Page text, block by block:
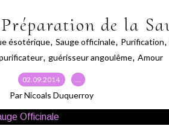
de la
ésotérique, Sauge officinale, Purification,
, guérisseur angoulême, Amour
02.09.2014 …
Par Nicoals Duquerroy